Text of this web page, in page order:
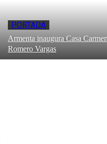
PORTADA
Armenta inaugura Casa
Romero Vargas